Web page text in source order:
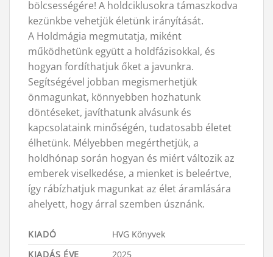
bölcsességére! A holdciklusokra támaszkodva
kezünkbe vehetjük életünk irányítását.
A Holdmágia megmutatja, miként
működhetünk együtt a holdfázisokkal, és
hogyan fordíthatjuk őket a javunkra.
Segítségével jobban megismerhetjük
önmagunkat, könnyebben hozhatunk
döntéseket, javíthatunk alvásunk és
kapcsolataink minőségén, tudatosabb életet
élhetünk. Mélyebben megérthetjük, a
holdhónap során hogyan és miért változik az
emberek viselkedése, a mienket is beleértve,
így rábízhatjuk magunkat az élet áramlására
ahelyett, hogy árral szemben úsznánk.
KIADÓ
HVG Könyvek
KIADÁS ÉVE
2025